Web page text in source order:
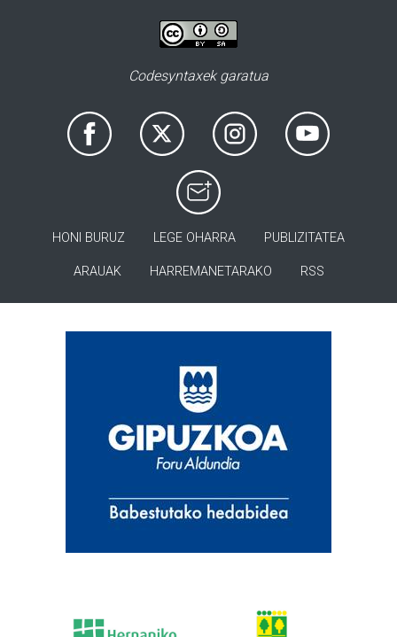
Codesyntaxek garatua
HONI BURUZ LEGE OHARRA PUBLIZITATEA
ARAUAK HARREMANETARAKO RSS